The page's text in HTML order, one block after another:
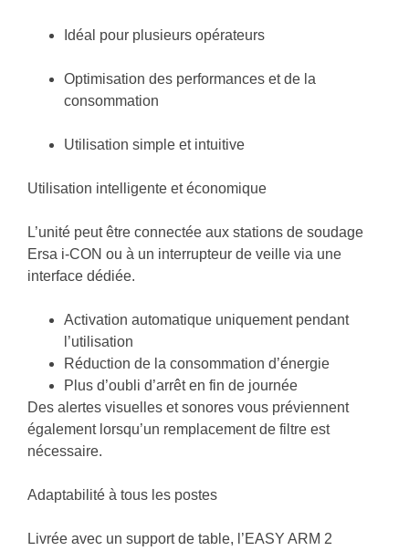
Idéal pour plusieurs opérateurs
Optimisation des performances et de la
consommation
Utilisation simple et intuitive
Utilisation intelligente et économique
L’unité peut être connectée aux stations de soudage
Ersa i-CON ou à un interrupteur de veille via une
interface dédiée.
Activation automatique uniquement pendant
l’utilisation
Réduction de la consommation d’énergie
Plus d’oubli d’arrêt en fin de journée
Des alertes visuelles et sonores vous préviennent
également lorsqu’un remplacement de filtre est
nécessaire.
Adaptabilité à tous les postes
Livrée avec un support de table, l’EASY ARM 2